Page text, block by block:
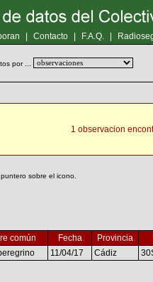
Contacto F.A.Q.
por ...
1 observacion
sobre el icono.
común Fecha Provincia
11/04/17 Cádiz